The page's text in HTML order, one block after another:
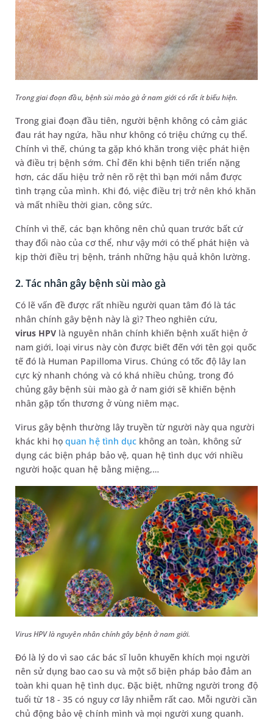
Trong giai đoạn đầu, bệnh sùi mào gà ở nam giới có rất ít biểu hiện.
Trong giai đoạn đầu tiên, người bệnh không có cảm giác
đau rát hay ngứa, hầu như không có triệu chứng cụ thể.
Chính vì thế, chúng ta gặp khó khăn trong việc phát hiện
và điều trị bệnh sớm. Chỉ đến khi bệnh tiến triển nặng
hơn, các dấu hiệu trở nên rõ rệt thì bạn mới nắm được
tình trạng của mình. Khi đó, việc điều trị trở nên khó khăn
và mất nhiều thời gian, công sức.
Chính vì thế, các bạn không nên chủ quan trước bất cứ
thay đổi nào của cơ thể, như vậy mới có thể phát hiện và
kịp thời điều trị bệnh, tránh những hậu quả khôn lường.
2. Tác nhân gây bệnh sùi mào gà
Có lẽ vấn đề được rất nhiều người quan tâm đó là tác
nhân chính gây bệnh này là gì? Theo nghiên cứu,
virus HPV là nguyên nhân chính khiến bệnh xuất hiện ở
nam giới, loại virus này còn được biết đến với tên gọi quốc
tế đó là Human Papilloma Virus. Chúng có tốc độ lây lan
cực kỳ nhanh chóng và có khá nhiều chủng, trong đó
chủng gây bệnh sùi mào gà ở nam giới sẽ khiến bệnh
nhân gặp tổn thương ở vùng niêm mạc.
Virus gây bệnh thường lây truyền từ người này qua người
khác khi họquan hệ tình dụckhông an toàn, không sử
dụng các biện pháp bảo vệ, quan hệ tình dục với nhiều
người hoặc quan hệ bằng miệng,…
Virus HPV là nguyên nhân chính gây bệnh ở nam giới.
Đó là lý do vì sao các bác sĩ luôn khuyến khích mọi người
nên sử dụng bao cao su và một số biện pháp bảo đảm an
toàn khi quan hệ tình dục. Đặc biệt, những người trong độ
tuổi từ 18 - 35 có nguy cơ lây nhiễm rất cao. Mỗi người cần
chủ động bảo vệ chính mình và mọi người xung quanh.